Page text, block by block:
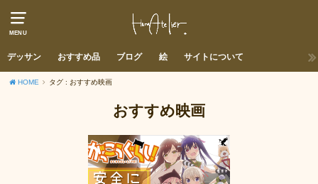
MENU
デッサン おすすめ品 ブログ 絵 サイトについて
HOME タグ : おすすめ映画
おすすめ映画